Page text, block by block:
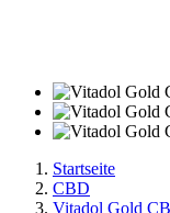
Startseite
CBD
Vitadol Gold